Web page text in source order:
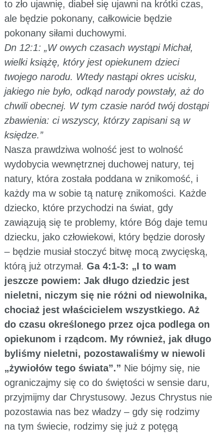
to zło ujawnię, diabeł się ujawni na krótki czas,
ale będzie pokonany, całkowicie będzie
pokonany siłami duchowymi.
Dn 12:1: „W owych czasach wystąpi Michał,
wielki książę, który jest opiekunem dzieci
twojego narodu. Wtedy nastąpi okres ucisku,
jakiego nie było, odkąd narody powstały, aż do
chwili obecnej. W tym czasie naród twój dostąpi
zbawienia: ci wszyscy, którzy zapisani są w
księdze.”
Nasza prawdziwa wolność jest to wolność
wydobycia wewnętrznej duchowej natury, tej
natury, która została poddana w znikomość, i
każdy ma w sobie tą naturę znikomości. Każde
dziecko, które przychodzi na świat, gdy
zawiązują się te problemy, które Bóg daje temu
dziecku, jako człowiekowi, który będzie dorosły
– będzie musiał stoczyć bitwę mocą zwycięską,
którą już otrzymał. Ga 4:1-3: „I to wam
jeszcze powiem: Jak długo dziedzic jest
nieletni, niczym się nie różni od niewolnika,
chociaż jest właścicielem wszystkiego. Aż
do czasu określonego przez ojca podlega on
opiekunom i rządcom. My również, jak długo
byliśmy nieletni, pozostawaliśmy w niewoli
„żywiołów tego świata”.” Nie bójmy się, nie
ograniczajmy się co do świętości w sensie daru,
przyjmijmy dar Chrystusowy. Jezus Chrystus nie
pozostawia nas bez władzy – gdy się rodzimy
na tym świecie, rodzimy się już z potęgą